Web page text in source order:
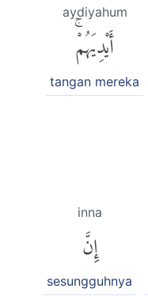
aydiyahum
أَيْدِيَهُمْۚ
tangan mereka
inna
إِنَّ
sesungguhnya